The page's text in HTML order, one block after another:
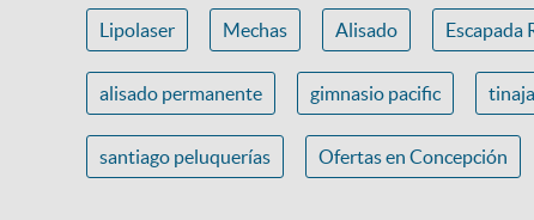
Lipolaser Mechas Alisado Escapada
alisado permanente gimnasio pacific
santiago peluquerías Ofertas en Concepción